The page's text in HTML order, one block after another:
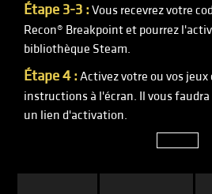
Étape 3-3 : Vous recevrez votre
Recon® Breakpoint et pourrez
bibliothèque Steam.
Étape 4 : Activez votre ou vos
instructions à l'écran. Il vous
un lien d'activation.